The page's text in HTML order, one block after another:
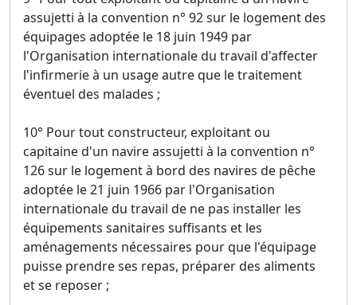
assujetti à la convention n° 92 sur le logement des
équipages adoptée le 18 juin 1949 par
l'Organisation internationale du travail d'affecter
l'infirmerie à un usage autre que le traitement
éventuel des malades ;
10° Pour tout constructeur, exploitant ou
capitaine d'un navire assujetti à la convention n°
126 sur le logement à bord des navires de pêche
adoptée le 21 juin 1966 par l'Organisation
internationale du travail de ne pas installer les
équipements sanitaires suffisants et les
aménagements nécessaires pour que l'équipage
puisse prendre ses repas, préparer des aliments
et se reposer ;